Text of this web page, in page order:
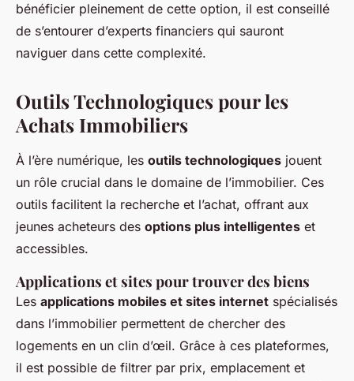
bénéficier pleinement de cette option, il est conseillé
de s’entourer d’experts financiers qui sauront
naviguer dans cette complexité.
Outils Technologiques pour les
Achats Immobiliers
À l’ère numérique, les outils technologiques jouent
un rôle crucial dans le domaine de l’immobilier. Ces
outils facilitent la recherche et l’achat, offrant aux
jeunes acheteurs des options plus intelligentes et
accessibles.
Applications et sites pour trouver des biens
Les applications mobiles et sites internet spécialisés
dans l’immobilier permettent de chercher des
logements en un clin d’œil. Grâce à ces plateformes,
il est possible de filtrer par prix, emplacement et